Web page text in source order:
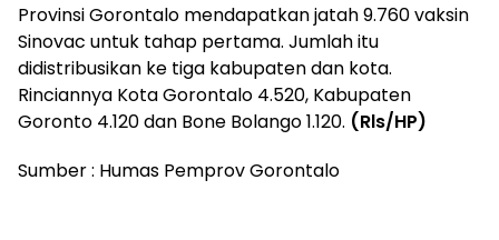
Provinsi Gorontalo mendapatkan jatah 9.760 vaksin
Sinovac untuk tahap pertama. Jumlah itu
didistribusikan ke tiga kabupaten dan kota.
Rinciannya Kota Gorontalo 4.520, Kabupaten
Goronto 4.120 dan Bone Bolango 1.120. (Rls/HP)
Sumber : Humas Pemprov Gorontalo